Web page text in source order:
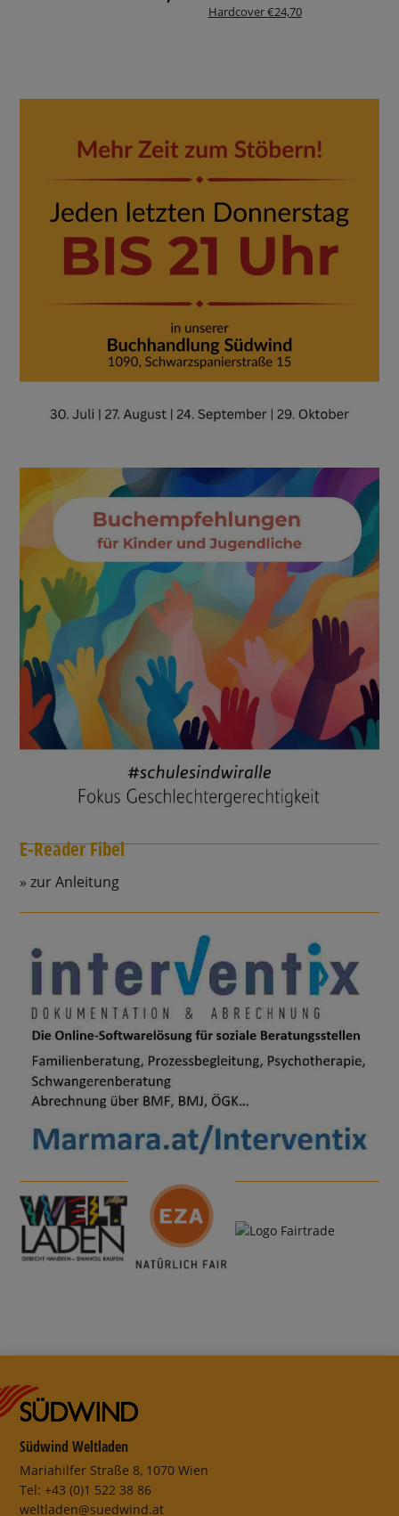
Hardcover €24,70
E-Reader Fibel
zur Anleitung
Südwind Weltladen
Mariahilfer Straße 8, 1070 Wien
Tel: +43 (0)1 522 38 86
weltladen@suedwind.at